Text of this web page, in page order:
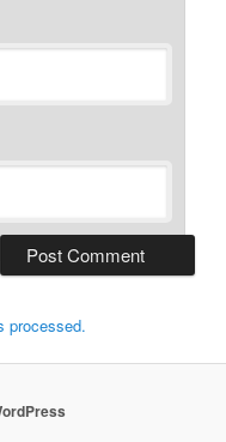
processed.